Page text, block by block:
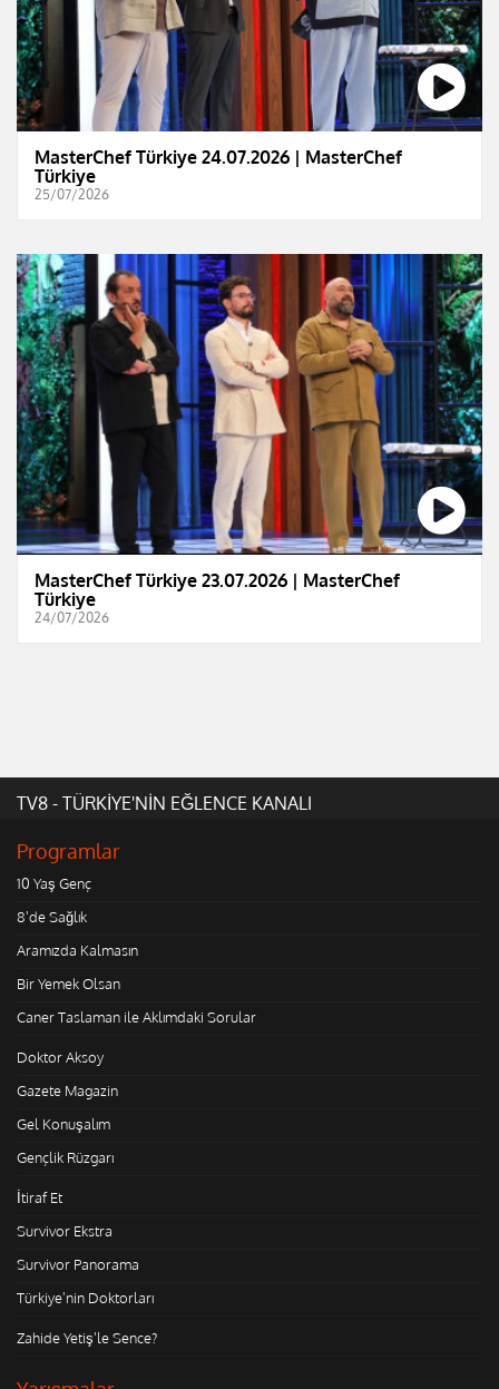
MasterChef Türkiye 24.07.2026 | MasterChef
Türkiye
25/07/2026
MasterChef Türkiye 23.07.2026 | MasterChef
Türkiye
24/07/2026
TV8 - TÜRKİYE'NİN EĞLENCE KANALI
Programlar
10 Yaş Genç
8'de Sağlık
Aramızda Kalmasın
Bir Yemek Olsan
Caner Taslaman ile Aklımdaki Sorular
Doktor Aksoy
Gazete Magazin
Gel Konuşalım
Gençlik Rüzgarı
İtiraf Et
Survivor Ekstra
Survivor Panorama
Türkiye'nin Doktorları
Zahide Yetiş'le Sence?